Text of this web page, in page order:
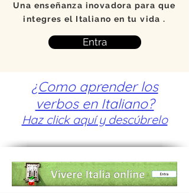
Una enseñanza inovadora para que
integres el Italiano en tu vida .
Entra
¿Como aprender los
verbos en Italiano?
Haz click aquí y descúbrelo